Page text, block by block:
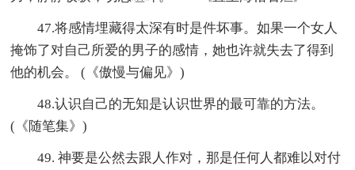
47.将感情埋藏得太深有时是件坏事。如果一个女人
掩饰了对自己所爱的男子的感情，她也许就失去了得到
他的机会。 (《傲慢与偏见》)
48.认识自己的无知是认识世界的最可靠的方法。
(《随笔集》)
49. 神要是公然去跟人作对，那是任何人都难以对付